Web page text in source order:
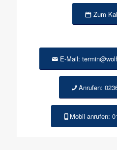
Zum
E-Mail:
Anrufen:
Mobil anrufen: